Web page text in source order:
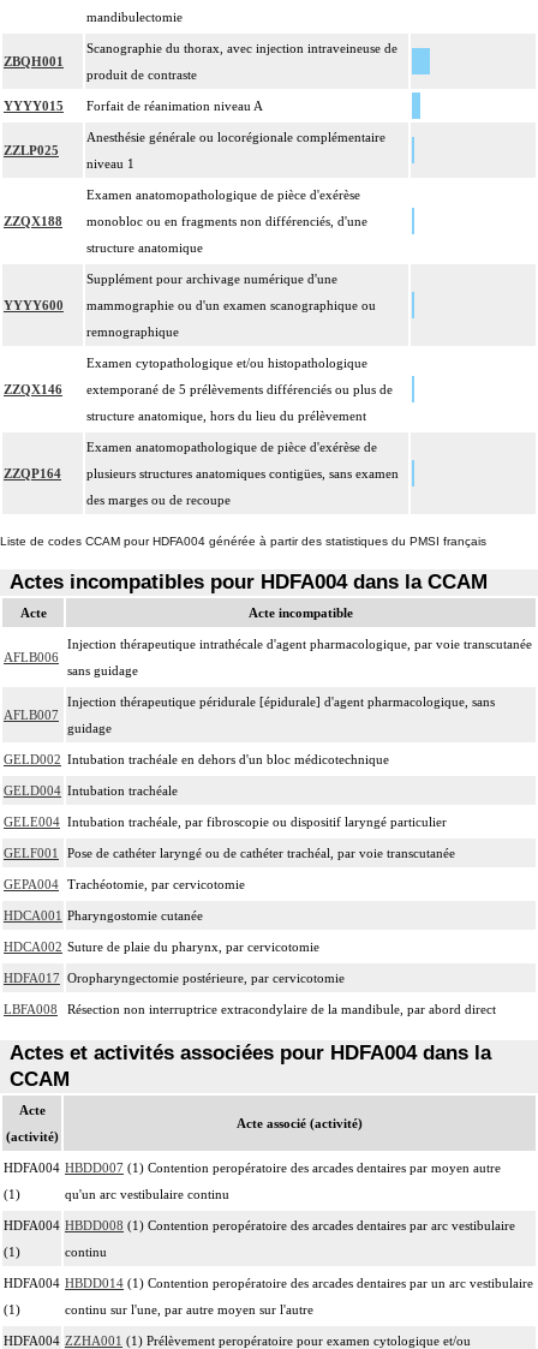
mandibulectomie
ZBQH001
Scanographie du thorax, avec injection intraveineuse de
produit de contraste
YYYY015 Forfait de réanimation niveau A
ZZLP025
Anesthésie générale ou locorégionale complémentaire
niveau 1
ZZQX188
Examen anatomopathologique de pièce d'exérèse
monobloc ou en fragments non différenciés, d'une
structure anatomique
YYYY600
Supplément pour archivage numérique d'une
mammographie ou d'un examen scanographique ou
remnographique
ZZQX146
Examen cytopathologique et/ou histopathologique
extemporané de 5 prélèvements différenciés ou plus de
structure anatomique, hors du lieu du prélèvement
ZZQP164
Examen anatomopathologique de pièce d'exérèse de
plusieurs structures anatomiques contigües, sans examen
des marges ou de recoupe
Liste de codes CCAM pour HDFA004 générée à partir des statistiques du PMSI français
Actes incompatibles pour HDFA004 dans la CCAM
Acte Acte incompatible
AFLB006
Injection thérapeutique intrathécale d'agent pharmacologique, par voie transcutanée
sans guidage
AFLB007
Injection thérapeutique péridurale [épidurale] d'agent pharmacologique, sans
guidage
GELD002 Intubation trachéale en dehors d'un bloc médicotechnique
GELD004 Intubation trachéale
GELE004 Intubation trachéale, par fibroscopie ou dispositif laryngé particulier
GELF001 Pose de cathéter laryngé ou de cathéter trachéal, par voie transcutanée
GEPA004 Trachéotomie, par cervicotomie
HDCA001 Pharyngostomie cutanée
HDCA002 Suture de plaie du pharynx, par cervicotomie
HDFA017 Oropharyngectomie postérieure, par cervicotomie
LBFA008 Résection non interruptrice extracondylaire de la mandibule, par abord direct
Actes et activités associées pour HDFA004 dans la
CCAM
Acte
(activité)
Acte associé (activité)
HDFA004
(1)
HBDD007 (1) Contention peropératoire des arcades dentaires par moyen autre
qu'un arc vestibulaire continu
HDFA004
(1)
HBDD008 (1) Contention peropératoire des arcades dentaires par arc vestibulaire
continu
HDFA004
(1)
HBDD014 (1) Contention peropératoire des arcades dentaires par un arc vestibulaire
continu sur l'une, par autre moyen sur l'autre
HDFA004 ZZHA001 (1) Prélèvement peropératoire pour examen cytologique et/ou